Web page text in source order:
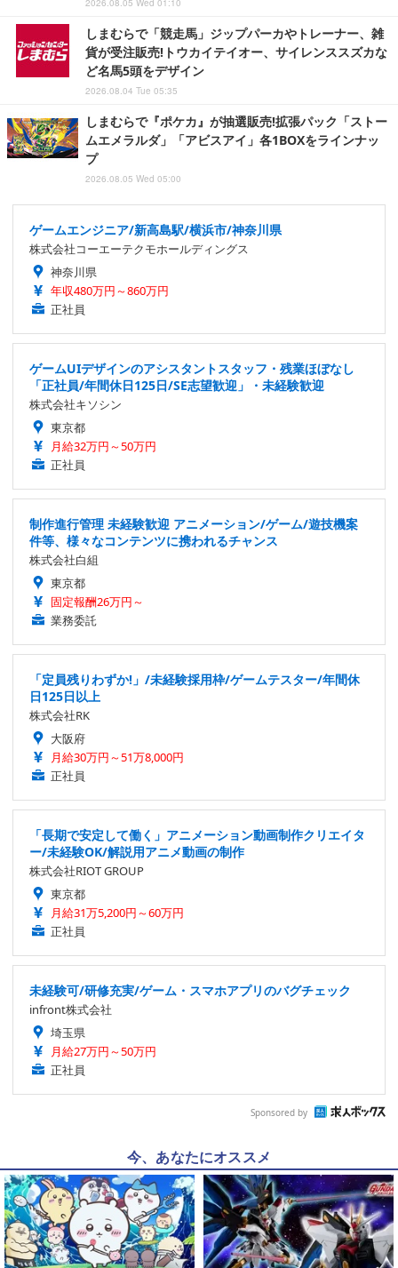
2026.08.05 Wed 01:10
しまむらで「競走馬」ジップパーカやトレーナー、雑
貨が受注販売!トウカイテイオー、サイレンススズカな
ど名馬5頭をデザイン
2026.08.04 Tue 05:35
しまむらで『ポケカ』が抽選販売!拡張パック「ストー
ムエメラルダ」「アビスアイ」各1BOXをラインナッ
プ
2026.08.05 Wed 05:00
ゲームエンジニア/新高島駅/横浜市/神奈川県
株式会社コーエーテクモホールディングス
神奈川県
年収480万円～860万円
正社員
ゲームUIデザインのアシスタントスタッフ・残業ほぼなし
「正社員/年間休日125日/SE志望歓迎」・未経験歓迎
株式会社キソシン
東京都
月給32万円～50万円
正社員
制作進行管理 未経験歓迎 アニメーション/ゲーム/遊技機案
件等、様々なコンテンツに携われるチャンス
株式会社白組
東京都
固定報酬26万円～
業務委託
「定員残りわずか!」/未経験採用枠/ゲームテスター/年間休
日125日以上
株式会社RK
大阪府
月給30万円～51万8,000円
正社員
「長期で安定して働く」アニメーション動画制作クリエイタ
ー/未経験OK/解説用アニメ動画の制作
株式会社RIOT GROUP
東京都
月給31万5,200円～60万円
正社員
未経験可/研修充実/ゲーム・スマホアプリのバグチェック
infront株式会社
埼玉県
月給27万円～50万円
正社員
Sponsored by
今、あなたにオススメ